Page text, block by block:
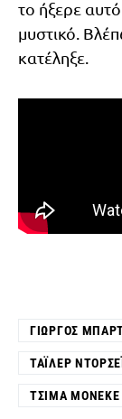
το ήξερε
μυστικό.
κατέληξε.
ΓΙΏΡΓΟΣ
ΤΆΙΛΕΡ
ΤΣΊΜΑ ΜΟΝΈΚΕ